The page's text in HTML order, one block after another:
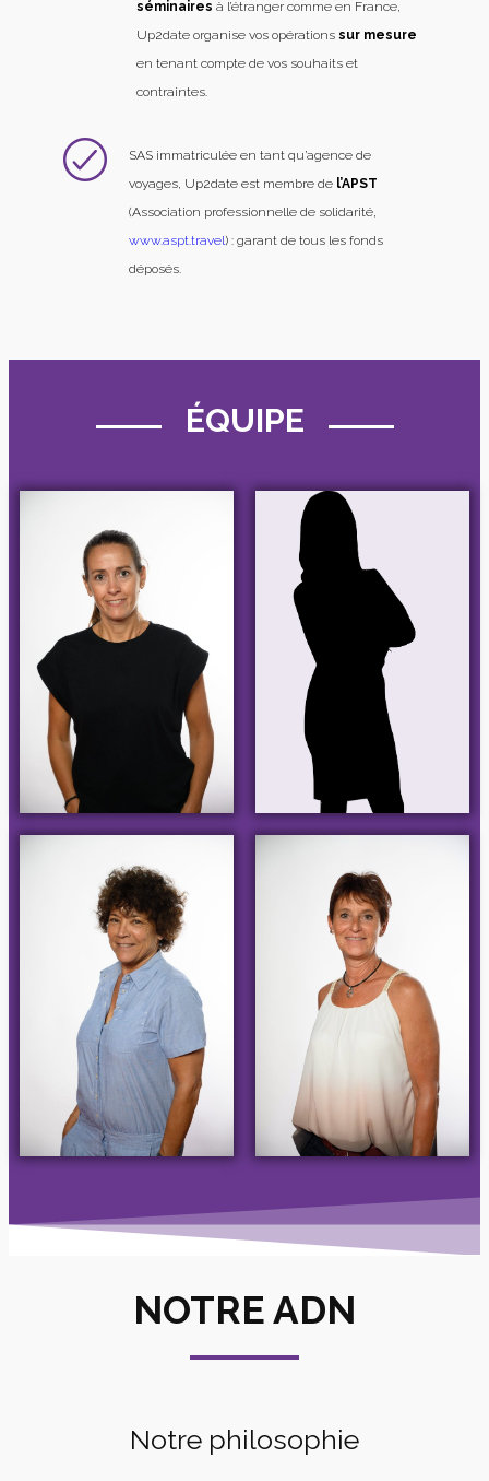
séminaires à l’étranger comme en France,
Up2date organise vos opérations sur mesure
en tenant compte de vos souhaits et
contraintes.
SAS immatriculée en tant qu’agence de
voyages, Up2date est membre de l’APST
(Association professionnelle de solidarité,
www.aspt.travel) : garant de tous les fonds
déposés.
ÉQUIPE
NOTRE ADN
Notre philosophie